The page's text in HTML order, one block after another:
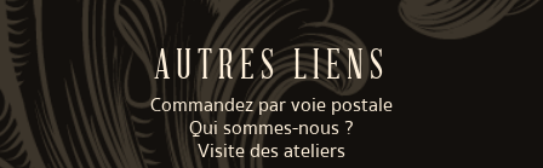
AUTRES LIENS
Commandez par voie postale
Qui sommes-nous ?
Visite des ateliers